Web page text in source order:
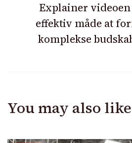
Explainer videoen
effektiv måde at
komplekse
You may also like